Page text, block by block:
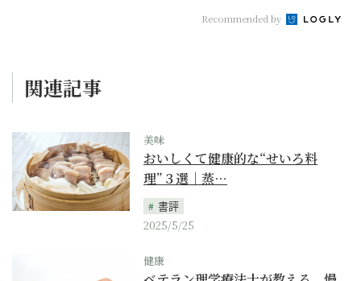
Recommended by
関連記事
美味
おいしくて健康的な“せいろ料
理”３選｜蒸…
書評
2025/5/25
健康